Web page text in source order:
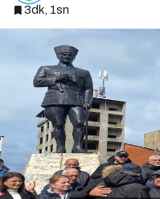
3dk, 1sn